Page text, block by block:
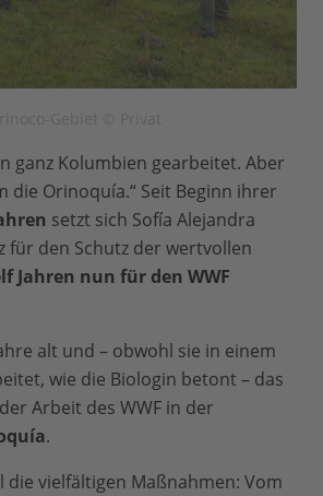
ganz Kolumbien gearbeitet. Aber
die Orinoquía.“ Seit Beginn ihrer
setzt sich Sofía Alejandra
für den Schutz der wertvollen
Jahren nun für den WWF
alt und – obwohl sie in einem
wie die Biologin betont – das
Arbeit des WWF in der
.
die vielfältigen Maßnahmen: Vom